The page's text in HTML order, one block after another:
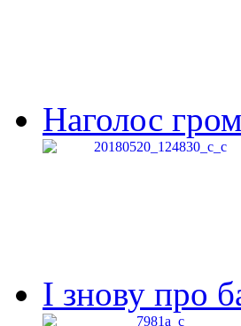
Наголос
І знову про